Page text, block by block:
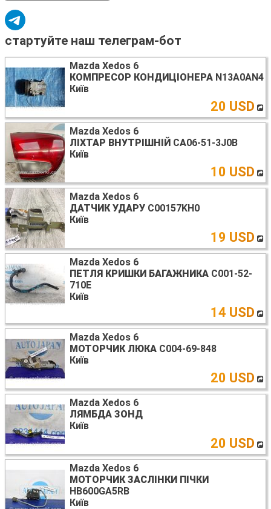
стартуйте наш телеграм-бот
Mazda Xedos 6
КОМПРЕСОР КОНДИЦІОНЕРА N13A0AN4
Київ
20 USD
Mazda Xedos 6
ЛІХТАР ВНУТРІШНІЙ CA06-51-3J0B
Київ
10 USD
Mazda Xedos 6
ДАТЧИК УДАРУ C00157KH0
Київ
19 USD
Mazda Xedos 6
ПЕТЛЯ КРИШКИ БАГАЖНИКА C001-52-
710E
Київ
14 USD
Mazda Xedos 6
МОТОРЧИК ЛЮКА C004-69-848
Київ
20 USD
Mazda Xedos 6
ЛЯМБДА ЗОНД
Київ
20 USD
Mazda Xedos 6
МОТОРЧИК ЗАСЛІНКИ ПІЧКИ
HB600GA5RB
Київ